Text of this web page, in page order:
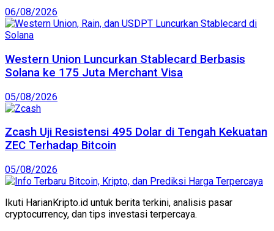
06/08/2026
Western Union Luncurkan Stablecard Berbasis
Solana ke 175 Juta Merchant Visa
05/08/2026
Zcash Uji Resistensi 495 Dolar di Tengah Kekuatan
ZEC Terhadap Bitcoin
05/08/2026
Ikuti HarianKripto.id untuk berita terkini, analisis pasar
cryptocurrency, dan tips investasi terpercaya.